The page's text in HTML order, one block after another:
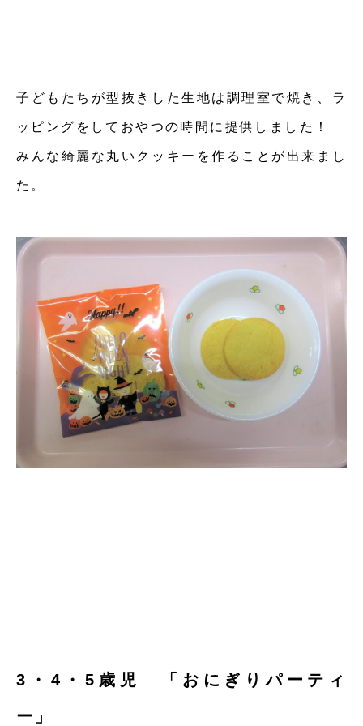
子どもたちが型抜きした生地は調理室で焼き、ラ
ッピングをしておやつの時間に提供しました！
みんな綺麗な丸いクッキーを作ることが出来まし
た。
3・4・5歳児 「おにぎりパーティ
ー」